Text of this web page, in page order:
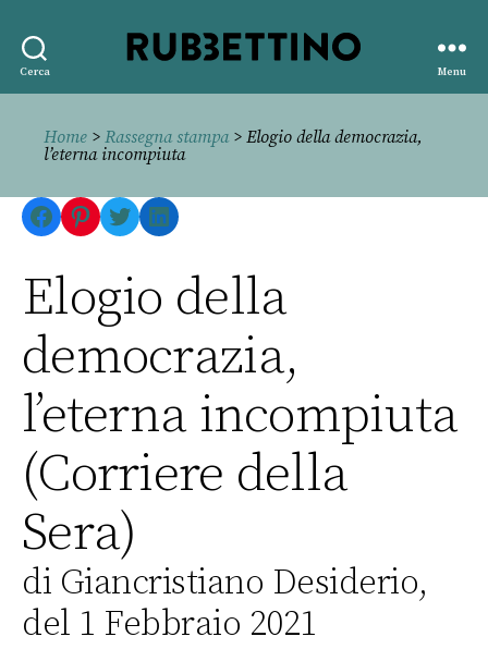
Cerca
editore
Menu
Home > Rassegna stampa> Elogio della democrazia,
l’eterna incompiuta
Facebook
Pinterest
TwitterLinkedIn
Elogio della
democrazia,
l’eterna incompiuta
(Corriere della
Sera)
di Giancristiano Desiderio,
del 1 Febbraio 2021